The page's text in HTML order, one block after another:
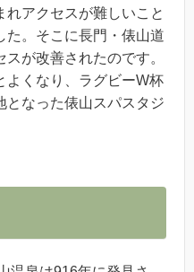
れアクセスが難しいこと
た。そこに長門・俵山道
が改善されたのです。
よくなり、ラグビーW杯
となった俵山スパスタジ